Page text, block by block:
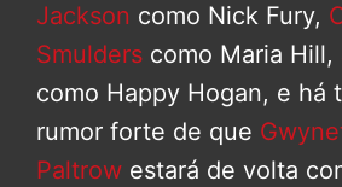
Jackson como Nick Fury,
Smulders como Maria Hill,
como Happy Hogan, e há
rumor forte de que
Paltrow estará de volta